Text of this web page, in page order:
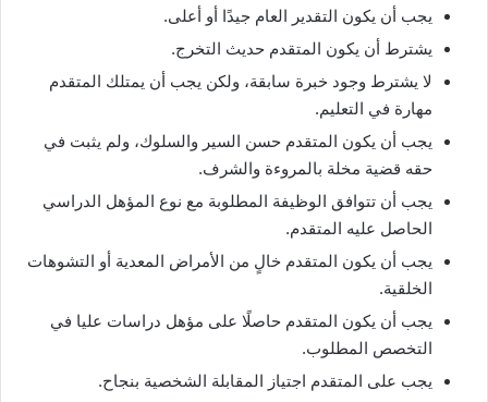
يجب أن يكون التقدير العام جيدًا أو أعلى.
يشترط أن يكون المتقدم حديث التخرج.
لا يشترط وجود خبرة سابقة، ولكن يجب أن يمتلك المتقدم
مهارة في التعليم.
يجب أن يكون المتقدم حسن السير والسلوك، ولم يثبت في
حقه قضية مخلة بالمروءة والشرف.
يجب أن تتوافق الوظيفة المطلوبة مع نوع المؤهل الدراسي
الحاصل عليه المتقدم.
يجب أن يكون المتقدم خالٍ من الأمراض المعدية أو التشوهات
الخلقية.
يجب أن يكون المتقدم حاصلًا على مؤهل دراسات عليا في
التخصص المطلوب.
يجب على المتقدم اجتياز المقابلة الشخصية بنجاح.